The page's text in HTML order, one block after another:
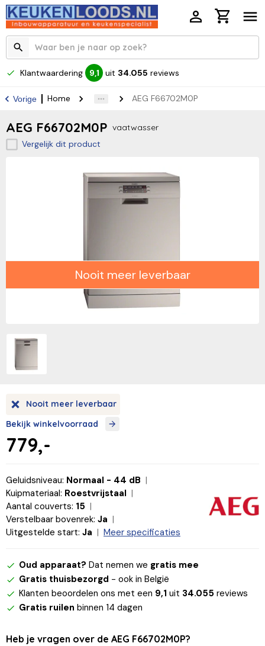
Klantwaardering 9,1 uit 34.055 reviews
Vorige Home AEG F66702M0P
AEG F66702M0P vaatwasser
Vergelijk dit product
Nooit meer leverbaar
Nooit meer leverbaar
Bekijk winkelvoorraad
779,-
Geluidsniveau: Normaal - 44 dB
Kuipmateriaal: Roestvrijstaal
Aantal couverts: 15
Verstelbaar bovenrek: Ja
Uitgestelde start: Ja Meer specificaties
Oud apparaat? Dat nemen we gratis mee
Gratis thuisbezorgd - ook in België
Klanten beoordelen ons met een 9,1 uit 34.055 reviews
Gratis ruilen binnen 14 dagen
Heb je vragen over de AEG F66702M0P?